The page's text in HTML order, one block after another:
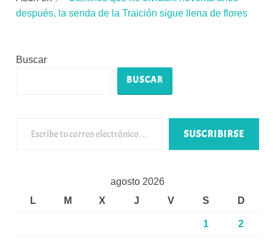
después, la senda de la Traición sigue llena de flores
Buscar
BUSCAR
SUSCRIBIRSE
agosto 2026
L
M X J V S D
1 2